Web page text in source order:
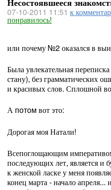
07-10-2011 11:51 к
понравилось!
или почему №2 оказался в
Была увлекательная
стану), без грамматических
и красивых слов. Сплошной
А потом вот это:
Дорогая моя Натали!
Всепоглощающим
последующих лет, является и
к женской ласке у меня
конец марта - начало